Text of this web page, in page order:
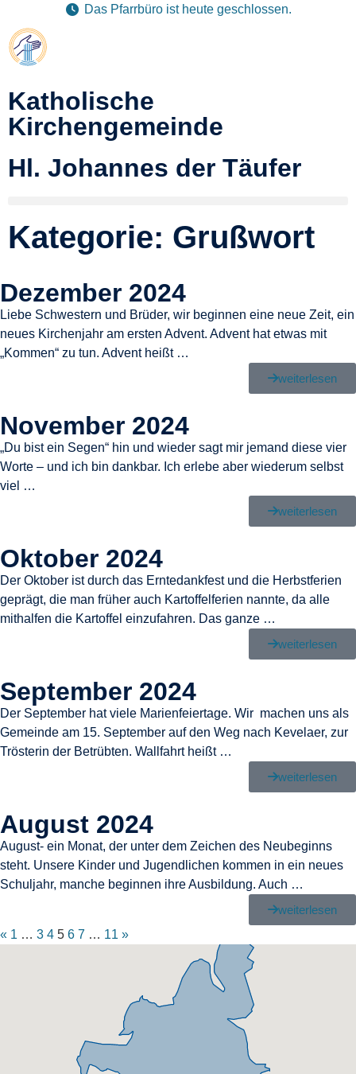
Das Pfarrbüro ist heute geschlossen.
Katholische
Kirchengemeinde
Hl. Johannes der Täufer
Kategorie: Grußwort
Dezember 2024
Liebe Schwestern und Brüder, wir beginnen eine neue Zeit, ein
neues Kirchenjahr am ersten Advent. Advent hat etwas mit
„Kommen“ zu tun. Advent heißt …
weiterlesen
November 2024
„Du bist ein Segen“ hin und wieder sagt mir jemand diese vier
Worte – und ich bin dankbar. Ich erlebe aber wiederum selbst
viel …
weiterlesen
Oktober 2024
Der Oktober ist durch das Erntedankfest und die Herbstferien
geprägt, die man früher auch Kartoffelferien nannte, da alle
mithalfen die Kartoffel einzufahren. Das ganze …
weiterlesen
September 2024
Der September hat viele Marienfeiertage. Wir machen uns als
Gemeinde am 15. September auf den Weg nach Kevelaer, zur
Trösterin der Betrübten. Wallfahrt heißt …
weiterlesen
August 2024
August- ein Monat, der unter dem Zeichen des Neubeginns
steht. Unsere Kinder und Jugendlichen kommen in ein neues
Schuljahr, manche beginnen ihre Ausbildung. Auch …
weiterlesen
« 1 … 3 4 5 6 7 … 11 »